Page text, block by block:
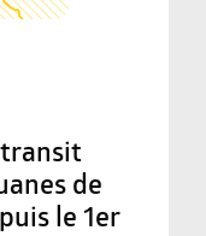
transit
de
le 1er